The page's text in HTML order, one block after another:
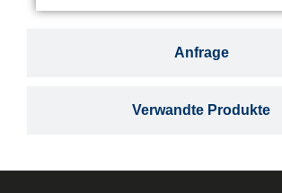
Anfrage
Verwandte Produkte